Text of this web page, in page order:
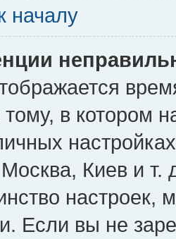
началу
тому, в котором
Киев и т.
настроек,
Если вы не